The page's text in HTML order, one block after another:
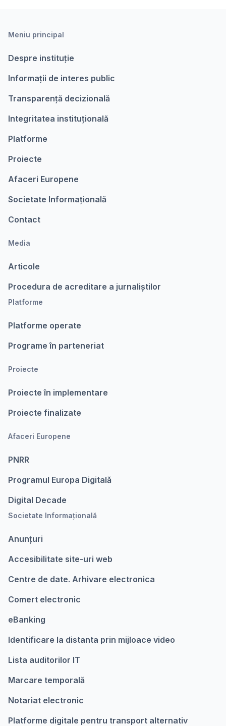
Meniu principal
Despre instituție
Informații de interes public
Transparență decizională
Integritatea instituțională
Platforme
Proiecte
Afaceri Europene
Societate Informațională
Contact
Media
Articole
Procedura de acreditare a jurnaliștilor
Platforme
Platforme operate
Programe în parteneriat
Proiecte
Proiecte în implementare
Proiecte finalizate
Afaceri Europene
PNRR
Programul Europa Digitalǎ
Digital Decade
Societate Informațională
Anunțuri
Accesibilitate site-uri web
Centre de date. Arhivare electronica
Comert electronic
eBanking
Identificare la distanta prin mijloace video
Lista auditorilor IT
Marcare temporalǎ
Notariat electronic
Platforme digitale pentru transport alternativ